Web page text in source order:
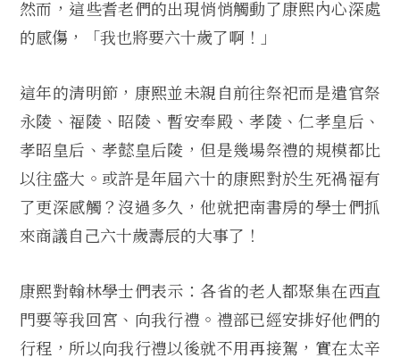
然而，這些耆老們的出現悄悄觸動了康熙內心深處
的感傷，「我也將要六十歲了啊！」
這年的清明節，康熙並未親自前往祭祀而是遣官祭
永陵、福陵、昭陵、暫安奉殿、孝陵、仁孝皇后、
孝昭皇后、孝懿皇后陵，但是幾場祭禮的規模都比
以往盛大。或許是年屆六十的康熙對於生死禍福有
了更深感觸？沒過多久，他就把南書房的學士們抓
來商議自己六十歲壽辰的大事了！
康熙對翰林學士們表示：各省的老人都聚集在西直
門要等我回宮、向我行禮。禮部已經安排好他們的
行程，所以向我行禮以後就不用再接駕，實在太辛